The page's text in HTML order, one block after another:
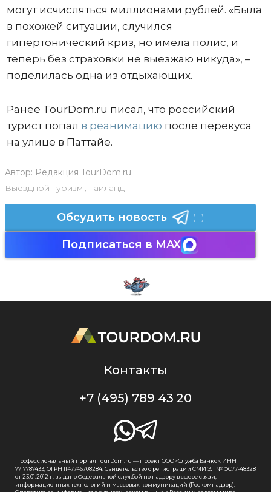
могут исчисляться миллионами рублей. «Была
в похожей ситуации, случился
гипертонический криз, но имела полис, и
теперь без страховки не выезжаю никуда», –
поделилась одна из отдыхающих.
Ранее TourDom.ru писал, что российский
турист попал в реанимацию после перекуса
на улице в Паттайе.
Автор: Редакция TourDom.ru
Выездной туризм , Таиланд
Обсудить новость (11)
Подписаться в MAX
Контакты
+7 (495) 789 43 20
Профессиональный портал TourDom.ru — проект ООО «Служба Банко», ИНН
7717787433, ОГРН 1147746708284. Свидетельство о регистрации СМИ Эл № ФС77-48328
от 23.01.2012 г. выдано Федеральной службой по надзору в сфере связи,
информационных технологий и массовых коммуникаций (Роскомнадзор).